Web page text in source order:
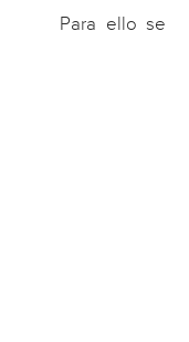
Para ello se